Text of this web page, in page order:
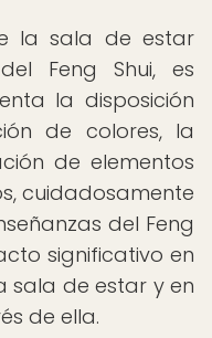
la sala de estar
Feng Shui, es
la disposición
de colores, la
de elementos
cuidadosamente
del Feng
significativo en
sala de estar y en
de ella.